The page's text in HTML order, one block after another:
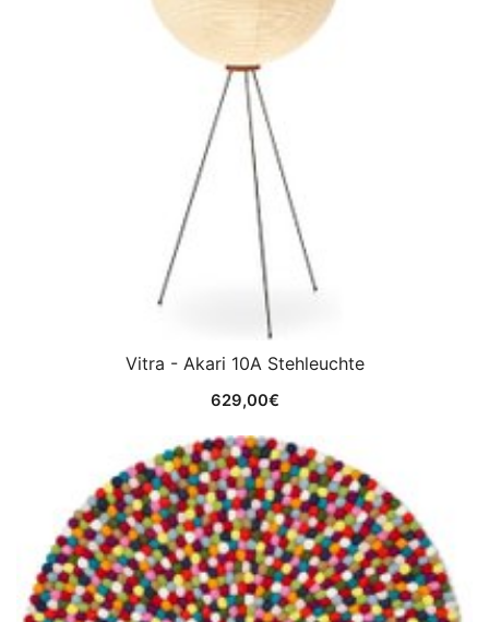
Vitra - Akari 10A Stehleuchte
629,00€